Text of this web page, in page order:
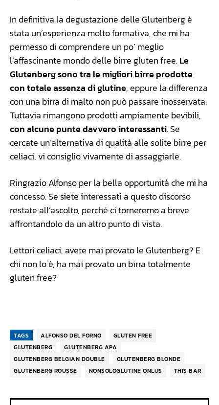
In definitiva la degustazione delle Glutenberg è
stata un’esperienza molto formativa, che mi ha
permesso di comprendere un po’ meglio
l’affascinante mondo delle birre gluten free.Le
Glutenberg sono tra le migliori birre prodotte
con totale assenza di glutine, eppure la differenza
con una birra di malto non può passare inosservata.
Tuttavia rimangono prodotti ampiamente bevibili,
con alcune punte davvero interessanti. Se
cercate un’alternativa di qualità alle solite birre per
celiaci, vi consiglio vivamente di assaggiarle.
Ringrazio Alfonso per la bella opportunità che mi ha
concesso. Se siete interessati a questo discorso
restate all’ascolto, perché ci torneremo a breve
affrontandolo da un altro punto di vista.
Lettori celiaci, avete mai provato le Glutenberg? E
chi non lo è, ha mai provato un birra totalmente
gluten free?
TAGS ALFONSO DEL FORNO
GLUTEN FREE
GLUTENBERG
GLUTENBERG APA
GLUTENBERG BELGIAN DOUBLE
GLUTENBERG BLONDE
GLUTENBERG ROUSSE
NONSOLOGLUTINE ONLUS THIS BAR